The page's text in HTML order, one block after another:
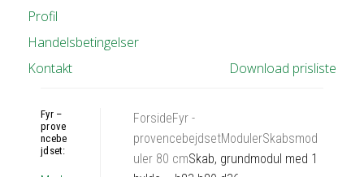
Profil
Handelsbetingelser
Download prisliste
Kontakt
ForsideFyr -
provencebejdsetModulerSkabsmod
uler 80 cmSkab, grundmodul med 1
Fyr –
prove
ncebe
jdset: